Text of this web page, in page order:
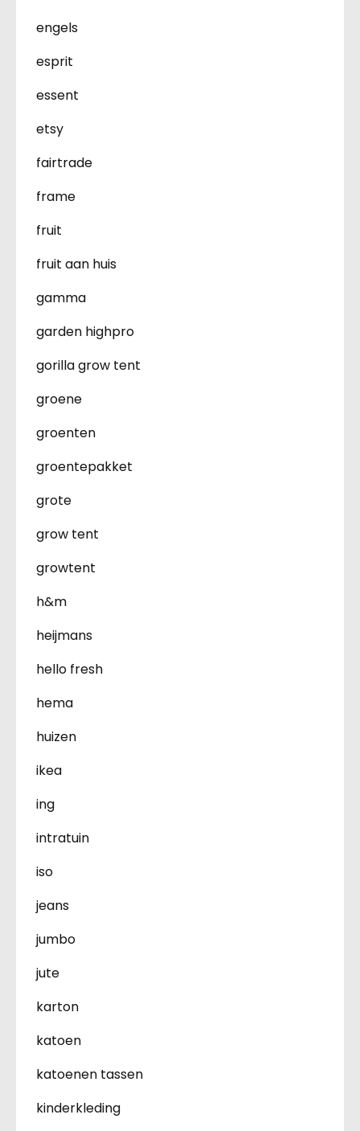
engels
esprit
essent
etsy
fairtrade
frame
fruit
fruit aan huis
gamma
garden highpro
gorilla grow tent
groene
groenten
groentepakket
grote
grow tent
growtent
h&m
heijmans
hello fresh
hema
huizen
ikea
ing
intratuin
iso
jeans
jumbo
jute
karton
katoen
katoenen tassen
kinderkleding